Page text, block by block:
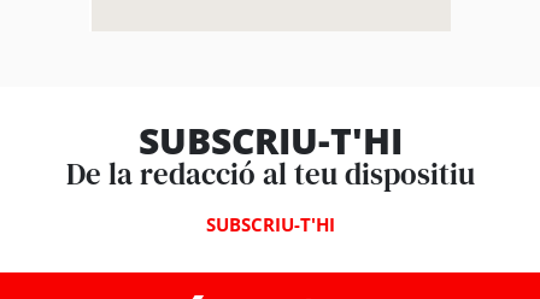
SUBSCRIU-T'HI
De la redacció al teu dispositiu
SUBSCRIU-T'HI